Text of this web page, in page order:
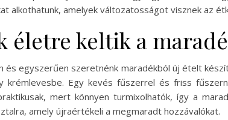
alkothatunk, amelyek változatosságot visznek az
életre keltik a
egyszerűen szeretnénk maradékból új ételt
Egy kevés fűszerrel és friss
mert könnyen turmixolhatók, így a
amely újraértékeli a megmaradt hozzávalókat.